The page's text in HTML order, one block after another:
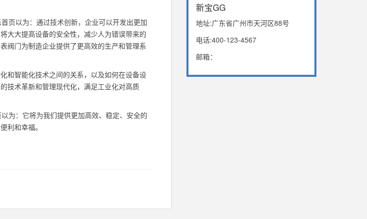
页以为：通过技术创新，企业可以开发出更加
大大提高设备的安全性，减少人为错误带来的
阀门为制造企业提供了更高效的生产和管理系
和智能化技术之间的关系，以及如何在设备设
技术革新和管理现代化，满足工业化对高质
为：它将为我们提供更加高效、稳定、安全的
利和幸福。
新宝GG
地址:广东省广州市天河区88号
电话:400-123-4567
邮箱：